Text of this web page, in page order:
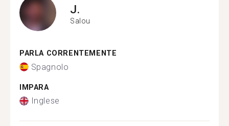
J.
Salou
PARLA CORRENTEMENTE
Spagnolo
IMPARA
Inglese